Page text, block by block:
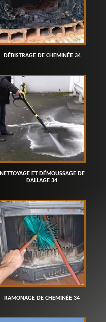
DÉBISTRAGE DE CHEMINÉE 34
NETTOYAGE ET DÉMOUSSAGE DE
DALLAGE 34
RAMONAGE DE CHEMINÉE 34